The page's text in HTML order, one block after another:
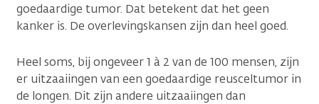
goedaardige tumor. Dat betekent dat het geen
kanker is. De overlevingskansen zijn dan heel goed.
Heel soms, bij ongeveer 1 à 2 van de 100 mensen, zijn
er uitzaaiingen van een goedaardige reusceltumor in
de longen. Dit zijn andere uitzaaiingen dan